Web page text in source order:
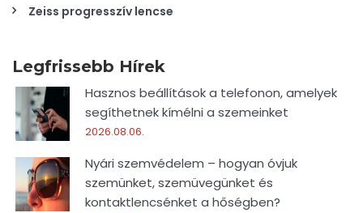
Zeiss progresszív lencse
Legfrissebb Hírek
Hasznos beállítások a telefonon, amelyek
segíthetnek kímélni a szemeinket
2026.08.06.
Nyári szemvédelem – hogyan óvjuk
szemünket, szemüvegünket és
kontaktlencsénket a hőségben?